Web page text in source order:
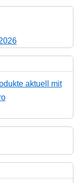
aktuell mit